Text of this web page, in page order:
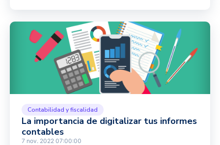
Contabilidad y fiscalidad
La importancia de digitalizar tus informes
contables
7 nov. 2022 07:00:00